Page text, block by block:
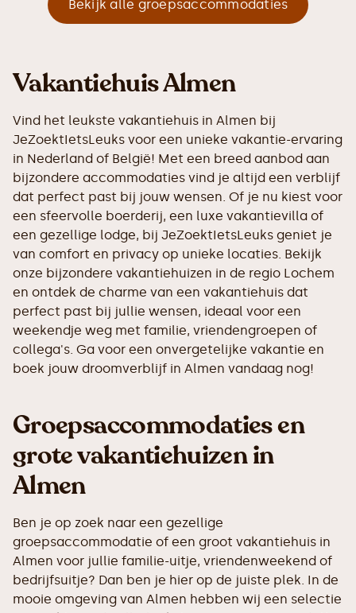
Bekijk alle groepsaccommodaties
Vakantiehuis Almen
Vind het leukste vakantiehuis in Almen bij
JeZoektIetsLeuks voor een unieke vakantie-ervaring
in Nederland of België! Met een breed aanbod aan
bijzondere accommodaties vind je altijd een verblijf
dat perfect past bij jouw wensen. Of je nu kiest voor
een sfeervolle boerderij, een luxe vakantievilla of
een gezellige lodge, bij JeZoektIetsLeuks geniet je
van comfort en privacy op unieke locaties. Bekijk
onze bijzondere vakantiehuizen in de regio Lochem
en ontdek de charme van een vakantiehuis dat
perfect past bij jullie wensen, ideaal voor een
weekendje weg met familie, vriendengroepen of
collega's. Ga voor een onvergetelijke vakantie en
boek jouw droomverblijf in Almen vandaag nog!
Groepsaccommodaties en
grote vakantiehuizen in
Almen
Ben je op zoek naar een gezellige
groepsaccommodatie of een groot vakantiehuis in
Almen voor jullie familie-uitje, vriendenweekend of
bedrijfsuitje? Dan ben je hier op de juiste plek. In de
mooie omgeving van Almen hebben wij een selectie